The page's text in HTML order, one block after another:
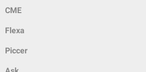
CME
Flexa
Piccer